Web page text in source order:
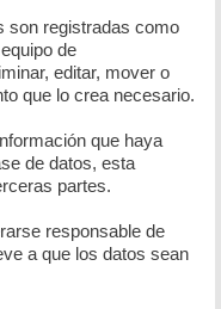
son registradas como
de
editar, mover o
que lo crea necesario.
que haya
de datos, esta
partes.
responsable de
a que los datos sean